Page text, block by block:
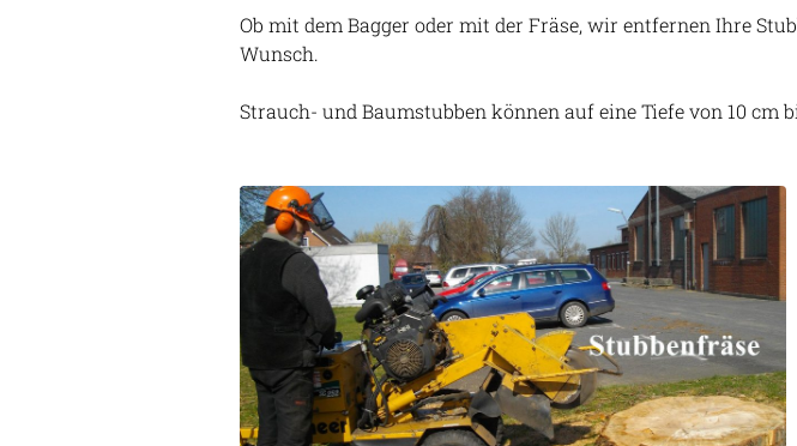
Ob mit dem Bagger oder mit der Fräse, wir entfernen Ihre
Wunsch.
Strauch- und Baumstubben können auf eine Tiefe von 10 cm